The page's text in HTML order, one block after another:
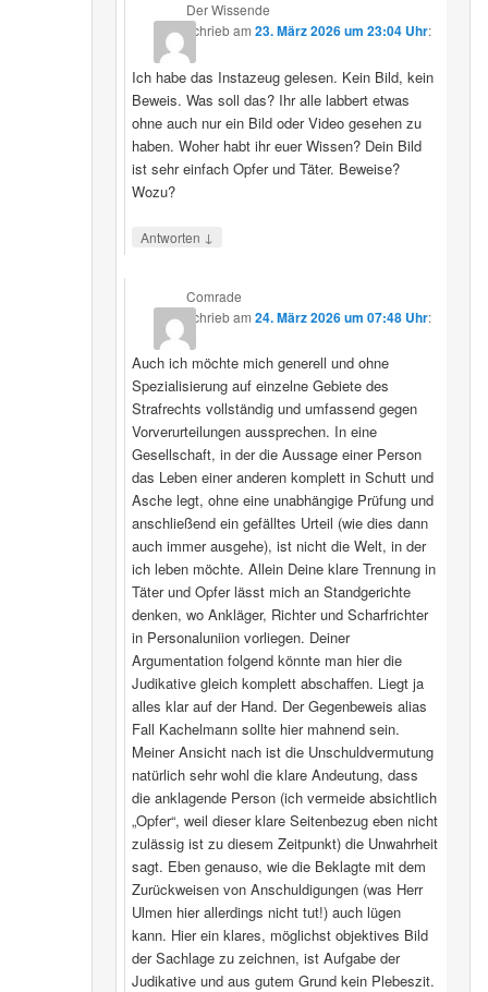
Der Wissende
schriebam23. März 2026 um 23:04 Uhr:
Ich habe das Instazeug gelesen. Kein Bild, kein
Beweis. Was soll das? Ihr alle labbert etwas
ohne auch nur ein Bild oder Video gesehen zu
haben. Woher habt ihr euer Wissen? Dein Bild
ist sehr einfach Opfer und Täter. Beweise?
Wozu?
Antworten ↓
Comrade
schriebam24. März 2026 um 07:48 Uhr:
Auch ich möchte mich generell und ohne
Spezialisierung auf einzelne Gebiete des
Strafrechts vollständig und umfassend gegen
Vorverurteilungen aussprechen. In eine
Gesellschaft, in der die Aussage einer Person
das Leben einer anderen komplett in Schutt und
Asche legt, ohne eine unabhängige Prüfung und
anschließend ein gefälltes Urteil (wie dies dann
auch immer ausgehe), ist nicht die Welt, in der
ich leben möchte. Allein Deine klare Trennung in
Täter und Opfer lässt mich an Standgerichte
denken, wo Ankläger, Richter und Scharfrichter
in Personaluniion vorliegen. Deiner
Argumentation folgend könnte man hier die
Judikative gleich komplett abschaffen. Liegt ja
alles klar auf der Hand. Der Gegenbeweis alias
Fall Kachelmann sollte hier mahnend sein.
Meiner Ansicht nach ist die Unschuldvermutung
natürlich sehr wohl die klare Andeutung, dass
die anklagende Person (ich vermeide absichtlich
„Opfer“, weil dieser klare Seitenbezug eben nicht
zulässig ist zu diesem Zeitpunkt) die Unwahrheit
sagt. Eben genauso, wie die Beklagte mit dem
Zurückweisen von Anschuldigungen (was Herr
Ulmen hier allerdings nicht tut!) auch lügen
kann. Hier ein klares, möglichst objektives Bild
der Sachlage zu zeichnen, ist Aufgabe der
Judikative und aus gutem Grund kein Plebeszit.